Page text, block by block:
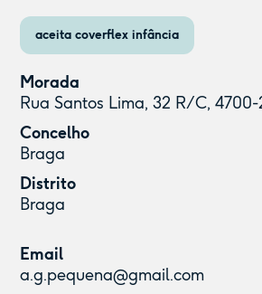
aceita coverflex infância
Morada
Rua Santos Lima, 32 R/C,
Concelho
Braga
Distrito
Braga
Email
a.g.pequena@gmail.com